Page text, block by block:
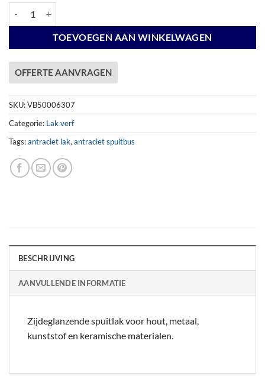
TOEVOEGEN AAN WINKELWAGEN
OFFERTE AANVRAGEN
SKU:VB50006307
Categorie: Lak verf
Tags:antraciet lak,antraciet spuitbus
BESCHRIJVING
AANVULLENDE INFORMATIE
Zijdeglanzende spuitlak voor hout, metaal,
kunststof en keramische materialen.